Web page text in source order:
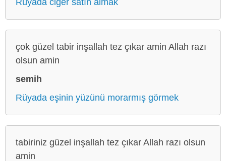
çok güzel tabir inşallah tez çıkar amin Allah razı
olsun amin
semih
Rüyada eşinin yüzünü morarmış görmek
tabiriniz güzel inşallah tez çıkar Allah razı olsun
amin